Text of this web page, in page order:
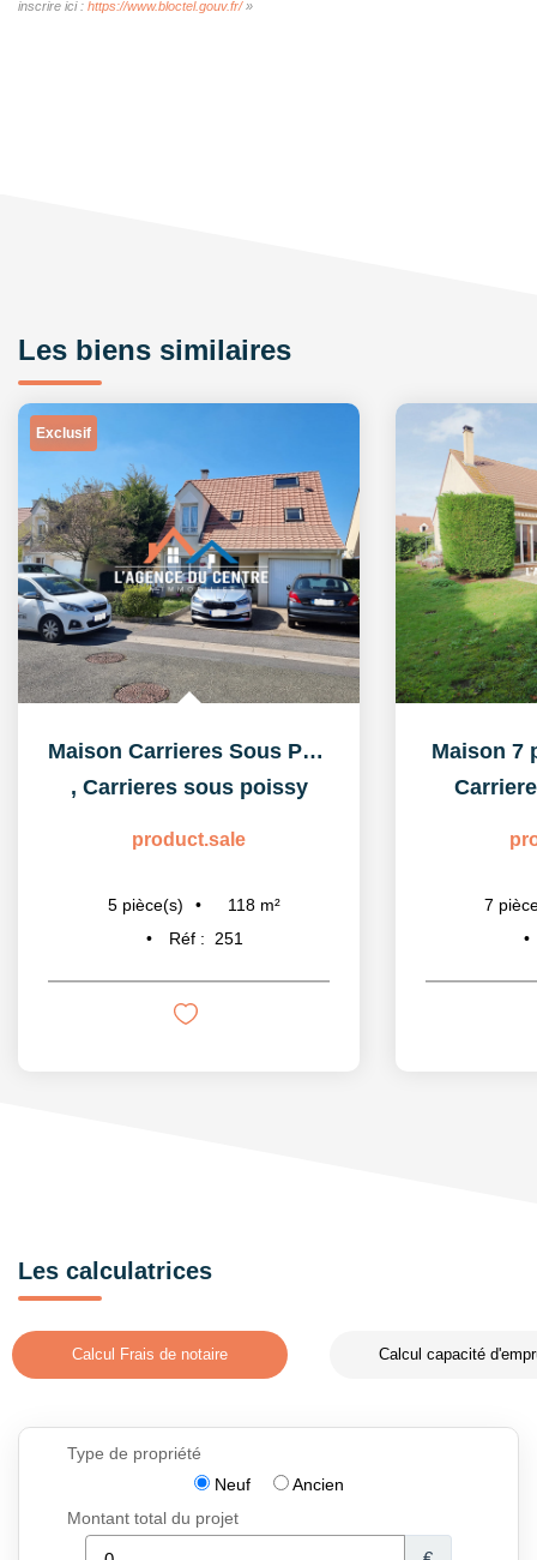
inscrire ici : https://www.bloctel.gouv.fr/»
Les biens similaires
Exclusif
Maison Carrieres Sous Poissy 5 pièce(s) 118 m2
, Carrieres sous poissy
product.sale
5 pièce(s) 118 m²
Réf :
251
Maison 7
7
Les calculatrices
Calcul Frais de notaire Calcul capacité